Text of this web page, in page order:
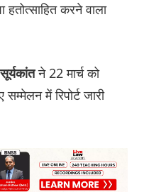
करने वाला
ने 22 मार्च को
में रिपोर्ट जारी